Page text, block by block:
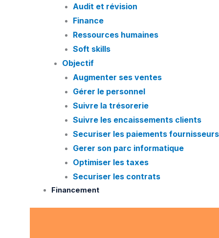
Audit et révision
Finance
Ressources humaines
Soft skills
Objectif
Augmenter ses ventes
Gérer le personnel
Suivre la trésorerie
Suivre les encaissements clients
Securiser les paiements fournisseurs
Gerer son parc informatique
Optimiser les taxes
Securiser les contrats
Financement